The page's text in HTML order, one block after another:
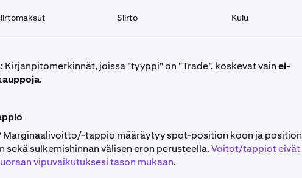
Siirto Kulu
Kirjanpitomerkinnät, joissa "tyyppi" on "Trade", koskevat vainei-
.
Marginaalivoitto/-tappio määräytyy spot-position koon ja position
sekä sulkemishinnan välisen eron perusteella.Voitot/tappiot eivät
vipuvaikutuksesi tason mukaan.